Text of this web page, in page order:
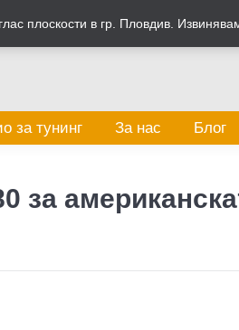
за тунинг За нас Блог
за
плоскости в гр. Пловдив.